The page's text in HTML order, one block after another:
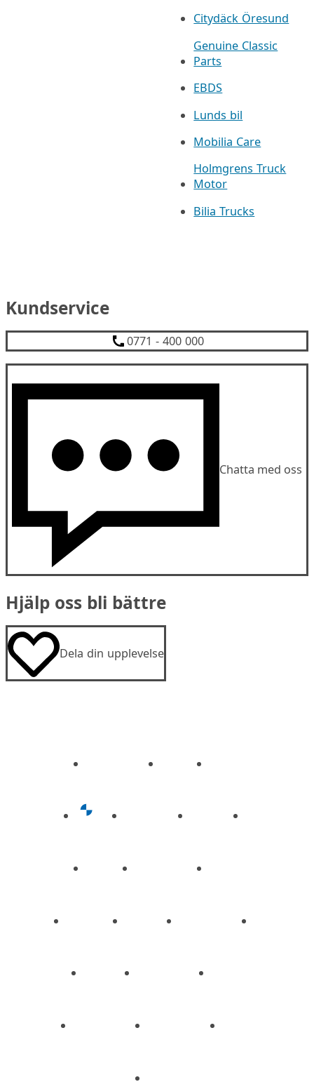
Citydäck Öresund
Genuine Classic
Parts
EBDS
Lunds bil
Mobilia Care
Holmgrens Truck
Motor
Bilia Trucks
Kundservice
0771 - 400 000
Chatta med oss
Hjälp oss bli bättre
Dela din upplevelse